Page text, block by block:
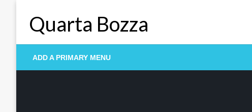
Quarta Bozza
ADD A PRIMARY MENU